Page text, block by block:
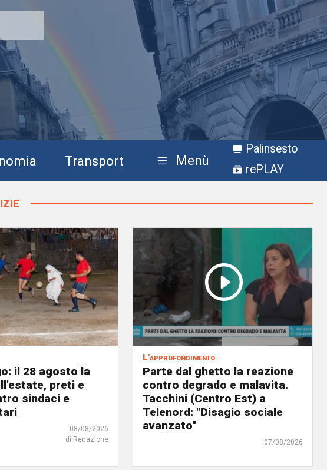
Transport Menù
Palinsesto
rePLAY
il 28 agosto la
preti e
sindaci e
08/08/2026
di Redazione
L'approfondimento
Parte dal ghetto la reazione
contro degrado e malavita.
Tacchini (Centro Est) a
Telenord: "Disagio sociale
avanzato"
07/08/2026